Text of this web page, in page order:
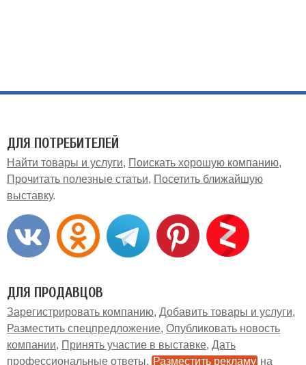
ДЛЯ ПОТРЕБИТЕЛЕЙ
Найти товары и услуги
Поискать хорошую компанию
Прочитать полезные статьи
Посетить ближайшую
выставку
ДЛЯ ПРОДАВЦОВ
Зарегистрировать компанию Добавить товары и услуги
Разместить спецпредложение Опубликовать новость
компании
Принять участие в выставке Дать
профессиональные ответы
Разместить рекламу на